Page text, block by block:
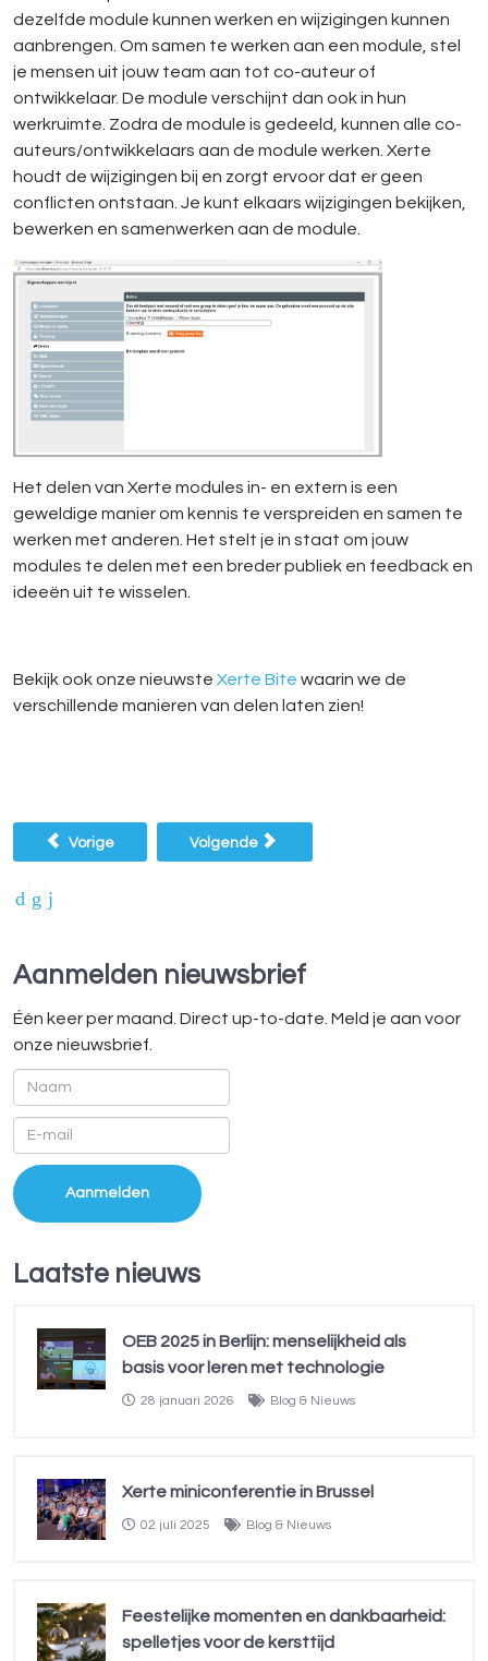
dezelfde module kunnen werken en wijzigingen kunnen
aanbrengen. Om samen te werken aan een module, stel
je mensen uit jouw team aan tot co-auteur of
ontwikkelaar. De module verschijnt dan ook in hun
werkruimte. Zodra de module is gedeeld, kunnen alle co-
auteurs/ontwikkelaars aan de module werken. Xerte
houdt de wijzigingen bij en zorgt ervoor dat er geen
conflicten ontstaan. Je kunt elkaars wijzigingen bekijken,
bewerken en samenwerken aan de module.
Het delen van Xerte modules in- en extern is een
geweldige manier om kennis te verspreiden en samen te
werken met anderen. Het stelt je in staat om jouw
modules te delen met een breder publiek en feedback en
ideeën uit te wisselen.
Bekijk ook onze nieuwste Xerte Bite waarin we de
verschillende manieren van delen laten zien!
Vorig artikel: Xerte in beeld
Vorige Volgende artikel: Presenteren kan je
Volgende
Aanmelden nieuwsbrief
Één keer per maand. Direct up-to-date. Meld je aan voor
onze nieuwsbrief.
Laatste nieuws
OEB 2025 in Berlijn: menselijkheid als
basis voor leren met technologie
28 januari 2026 Blog & Nieuws
Xerte miniconferentie in Brussel
02 juli 2025 Blog & Nieuws
Feestelijke momenten en dankbaarheid:
spelletjes voor de kersttijd